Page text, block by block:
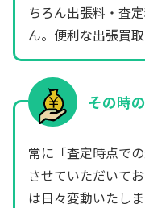
ちろん出張料・査
ん。便利な出張買
その時
常に「査定時点で
させていただいて
は日々変動いたし